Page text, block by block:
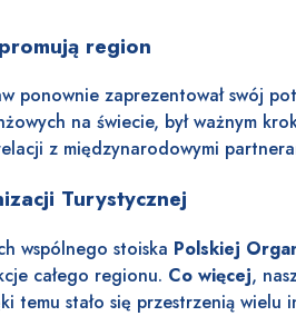
region
zaprezentował swój
na świecie, był ważnym
z międzynarodowymi
Turystycznej
wspólnego stoiska Polskiej
całego regionu. Co więcej,
temu stało się przestrzenią wielu